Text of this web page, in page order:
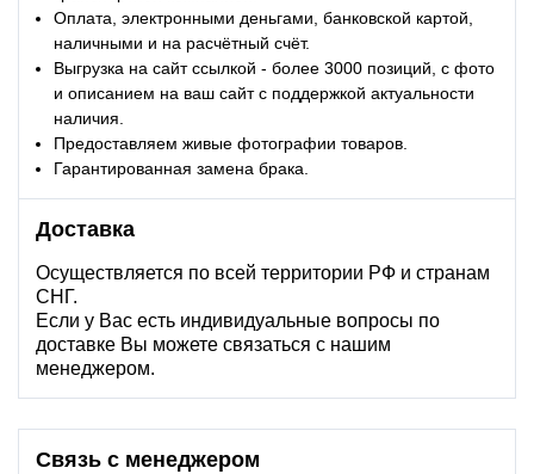
Оплата, электронными деньгами, банковской картой,
наличными и на расчётный счёт.
Выгрузка на сайт ссылкой - более 3000 позиций, с фото
и описанием на ваш сайт с поддержкой актуальности
наличия.
Предоставляем живые фотографии товаров.
Гарантированная замена брака.
Доставка
Осуществляется по всей территории РФ и странам
СНГ.
Если у Вас есть индивидуальные вопросы по
доставке Вы можете связаться с нашим
менеджером.
Связь с менеджером